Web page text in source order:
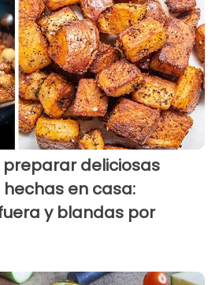
deliciosas
en casa:
y blandas por